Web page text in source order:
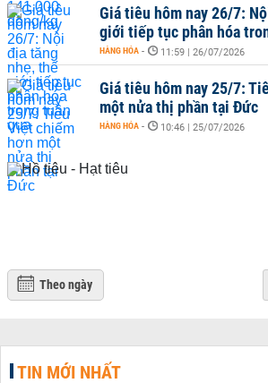
Giá tiêu hôm nay 26/7:
giới tiếp tục phân hóa
HÀNG HÓA - 11:59 | 26/07/2026
Giá tiêu hôm nay 25/7:
một nửa thị phần tại Đức
HÀNG HÓA - 10:46 | 25/07/2026
Theo ngày
TIN MỚI NHẤT